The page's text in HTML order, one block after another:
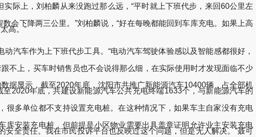
上，刘柏麟从来没跑过那么远，“平时就上下班代步，来回60公里左
下降两三公里。”刘柏麟说，“好在每晚都能回到车库充电。如果上高
高。”
车作为上下班代步工具。“电动汽车驾驶体验感以及智能感都很好，
上，买车时销售员也不会说得那么细，在实际使用时才发现面临不少
显示，截至2020年底，沈阳市共推广新能源汽车10400辆，占全部机
2020年底，共建设新能源汽车公共充电终端1633个，与新能源汽车的
多单位都不支持设置充电桩。在这种情况下，如果车主自家没有充电
安装充电桩，但前提是小区物业需要出具盖章证明允许业主安装充电
全责任。我在市民投诉平台也反映过这个问题，但是无人解决。”聂可